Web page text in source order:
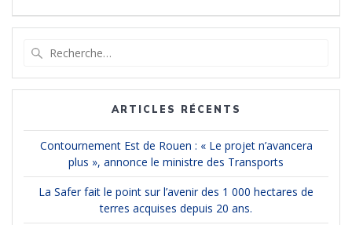
:
ARTICLES RÉCENTS
Contournement Est de Rouen : « Le projet n’avancera
plus », annonce le ministre des Transports
La Safer fait le point sur l’avenir des 1 000 hectares de
terres acquises depuis 20 ans.